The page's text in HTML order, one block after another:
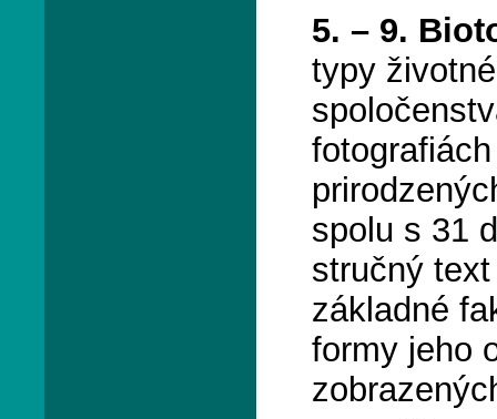
5. – 9.
typy
spolu s 31
stručný
základné
formy jeho